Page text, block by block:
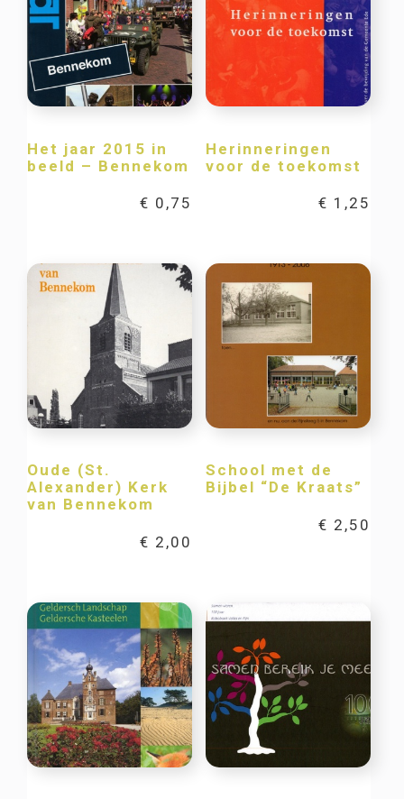
Het jaar 2015 in
beeld – Bennekom
€ 0,75
Herinneringen
voor de toekomst
€ 1,25
Oude (St.
Alexander) Kerk
van Bennekom
€ 2,00
School met de
Bijbel “De Kraats”
€ 2,50